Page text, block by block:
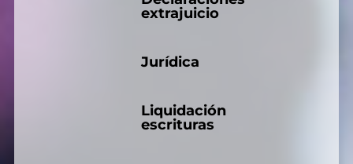
extrajuicio
Jurídica
Liquidación
escrituras